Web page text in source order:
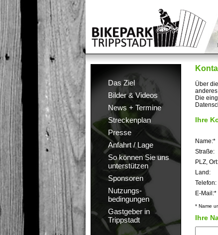
Das Ziel
Bilder & Videos
News + Termine
Streckenplan
Presse
Anfahrt / Lage
So können Sie uns
unterstützen
Sponsoren
Nutzungs-
bedingungen
Gastgeber in
Trippstadt
Über
Die
Ihre
Name:*
Straße:
PLZ, Ort:
Land:
Telefon:
E-Mail:*
* Name
Ihre